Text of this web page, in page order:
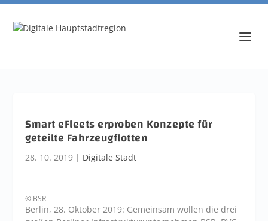
Smart eFleets erproben Konzepte für
geteilte Fahrzeugflotten
28. 10. 2019 | Digitale Stadt
© BSR
Berlin, 28. Oktober 2019: Gemeinsam wollen die drei